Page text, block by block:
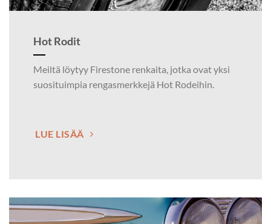
Hot Rodit
Meiltä löytyy Firestone renkaita, jotka ovat yksi
suosituimpia rengasmerkkejä Hot Rodeihin.
LUE LISÄÄ